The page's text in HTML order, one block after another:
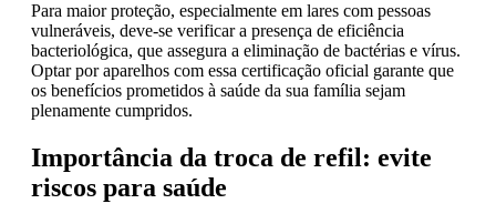
Para maior proteção, especialmente em lares com pessoas
vulneráveis, deve-se verificar a presença de eficiência
bacteriológica, que assegura a eliminação de bactérias e vírus.
Optar por aparelhos com essa certificação oficial garante que
os benefícios prometidos à saúde da sua família sejam
plenamente cumpridos.
Importância da troca de refil: evite
riscos para saúde